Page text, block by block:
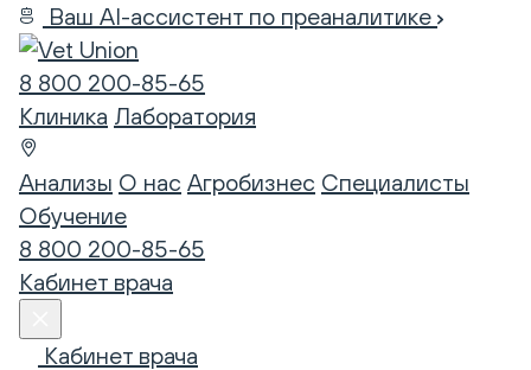
Ваш AI-ассистент по преаналитике
8 800 200-85-65
Клиника Лаборатория
Анализы О нас Агробизнес Специалисты
Обучение
8 800 200-85-65
Кабинет врача
Кабинет врача